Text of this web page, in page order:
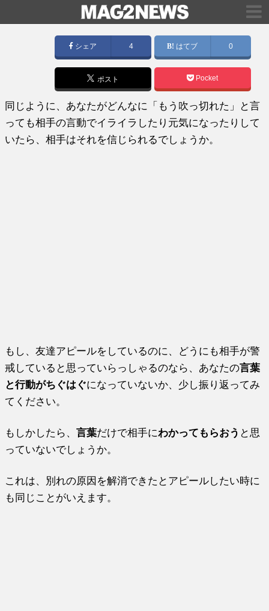
シェア 4 はてブ 0
ポスト Pocket
同じように、あなたがどんなに「もう吹っ切れた」と言
っても相手の言動でイライラしたり元気になったりして
いたら、相手はそれを信じられるでしょうか。
もし、友達アピールをしているのに、どうにも相手が警
戒していると思っていらっしゃるのなら、あなたの言葉
と行動がちぐはぐになっていないか、少し振り返ってみ
てください。
もしかしたら、言葉だけで相手にわかってもらおう と思
っていないでしょうか。
これは、別れの原因を解消できたとアピールしたい時に
も同じことがいえます。